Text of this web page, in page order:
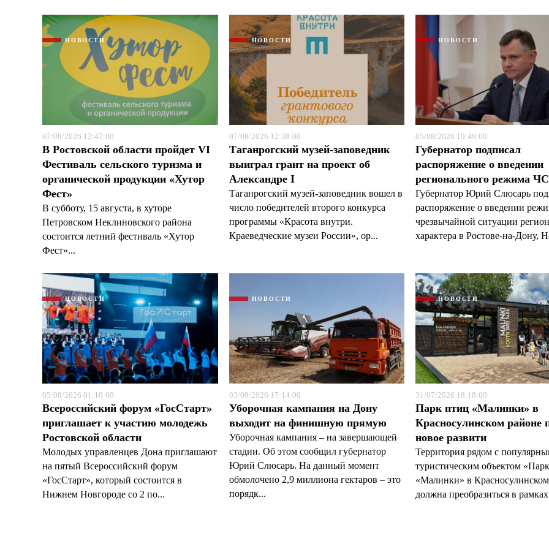
НОВОСТИ
07/08/2026 12:47:00
В Ростовской области пройдет VI
Фестиваль сельского туризма и
органической продукции «Хутор
Фест»
В субботу, 15 августа, в хуторе
Петровском Неклиновского района
состоится летний фестиваль «Хутор
Фест»...
НОВОСТИ
07/08/2026 12:38:00
Таганрогский музей-заповедник
выиграл грант на проект об
Александре I
Таганрогский музей-заповедник вошел в
число победителей второго конкурса
программы «Красота внутри.
Краеведческие музеи России», ор...
НОВОСТИ
05/08/2026 19:49:00
Губернатор подписал
распоряжение о введении
регионального режима ЧС
Губернатор Юрий Слюсарь
распоряжение о введении
чрезвычайной ситуации
характера в Ростове-на-Дону,
НОВОСТИ
05/08/2026 01:10:00
Всероссийский форум «ГосСтарт»
приглашает к участию молодежь
Ростовской области
Молодых управленцев Дона приглашают
на пятый Всероссийский форум
«ГосСтарт», который состоится в
Нижнем Новгороде со 2 по...
НОВОСТИ
03/08/2026 17:14:00
Уборочная кампания на Дону
выходит на финишную прямую
Уборочная кампания – на завершающей
стадии. Об этом сообщил губернатор
Юрий Слюсарь. На данный момент
обмолочено 2,9 миллиона гектаров – это
порядк...
НОВОСТИ
31/07/2026 18:18:00
Парк птиц «Малинки» в
Красносулинском районе
новое развити
Территория рядом с
туристическим объектом
«Малинки» в
должна преобразиться в